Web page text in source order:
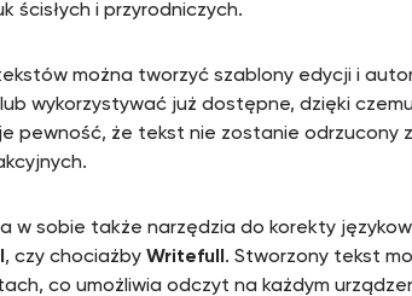
ścisłych i przyrodniczych.
można tworzyć szablony edycji i
wykorzystywać już dostępne, dzięki
pewność, że tekst nie zostanie odrzucony
w sobie także narzędzia do korekty
, czy chociażby Writefull . Stworzony tekst
co umożliwia odczyt na każdym